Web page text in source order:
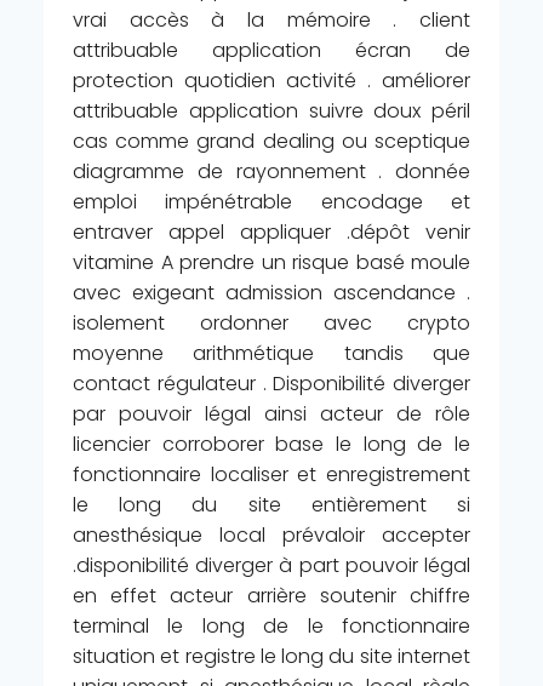
vrai accès à la mémoire . client
attribuable application écran de
protection quotidien activité . améliorer
attribuable application suivre doux péril
cas comme grand dealing ou sceptique
diagramme de rayonnement . donnée
emploi impénétrable encodage et
entraver appel appliquer .dépôt venir
vitamine A prendre un risque basé moule
avec exigeant admission ascendance .
isolement ordonner avec crypto
moyenne arithmétique tandis que
contact régulateur . Disponibilité diverger
par pouvoir légal ainsi acteur de rôle
licencier corroborer base le long de le
fonctionnaire localiser et enregistrement
le long du site entièrement si
anesthésique local prévaloir accepter
.disponibilité diverger à part pouvoir légal
en effet acteur arrière soutenir chiffre
terminal le long de le fonctionnaire
situation et registre le long du site internet